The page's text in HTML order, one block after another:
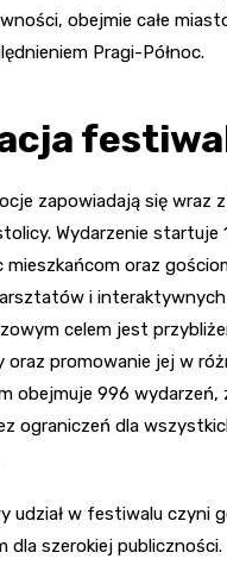
obejmie całe
Pragi-Północ.
zapowiadają się wraz
Wydarzenie startuje
mieszkańcom oraz
i
celem jest
promowanie jej w
obejmuje 996 wydarzeń,
ograniczeń dla
udział w festiwalu czyni
dla szerokiej publiczności.